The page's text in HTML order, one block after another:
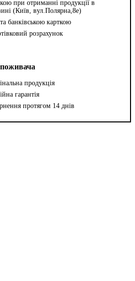
при отриманні продукції в
(Київ, вул.Полярна,8е)
банківською карткою
розрахунок
продукція
гарантія
протягом 14 днів